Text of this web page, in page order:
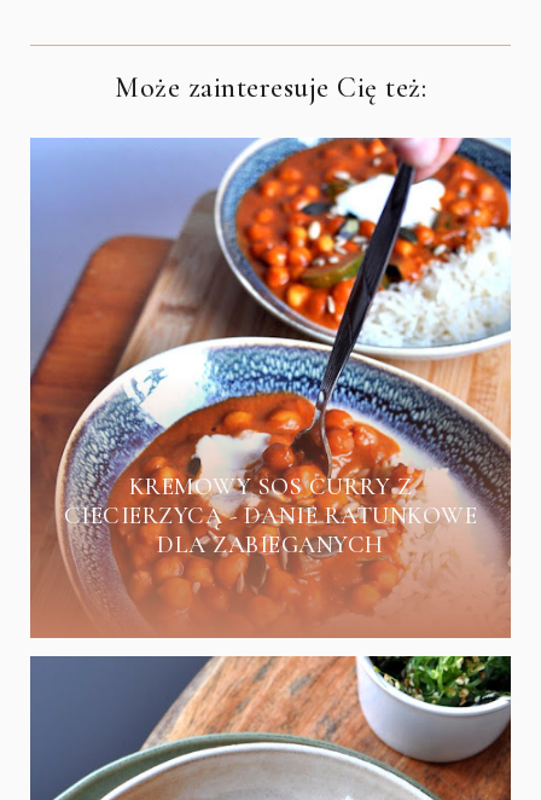
Może zainteresuje Cię też:
KREMOWY SOS CURRY Z
CIECIERZYCĄ - DANIE RATUNKOWE
DLA ZABIEGANYCH